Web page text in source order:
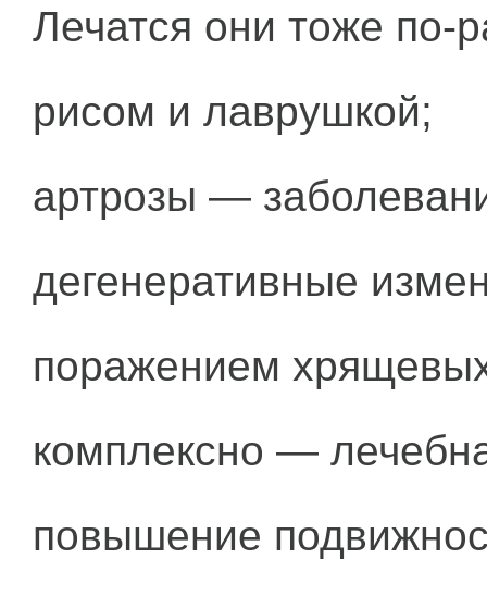
Лечатся они тоже по-
рисом и лаврушкой;
артрозы —
дегенеративные
поражением
комплексно —
повышение